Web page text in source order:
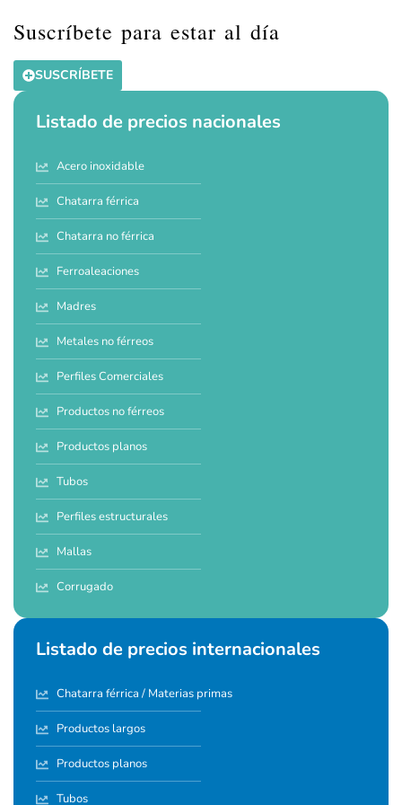
Suscríbete para estar al día
SUSCRÍBETE
Listado de precios nacionales
Acero inoxidable
Chatarra férrica
Chatarra no férrica
Ferroaleaciones
Madres
Metales no férreos
Perfiles Comerciales
Productos no férreos
Productos planos
Tubos
Perfiles estructurales
Mallas
Corrugado
Listado de precios internacionales
Chatarra férrica / Materias primas
Productos largos
Productos planos
Tubos